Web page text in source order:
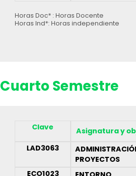
Horas Doc* : Horas Docente
Horas Ind*: Horas independiente
Cuarto Semestre
Clave
Asignatura y
LAD3063
PROYECTOS
ECO1023